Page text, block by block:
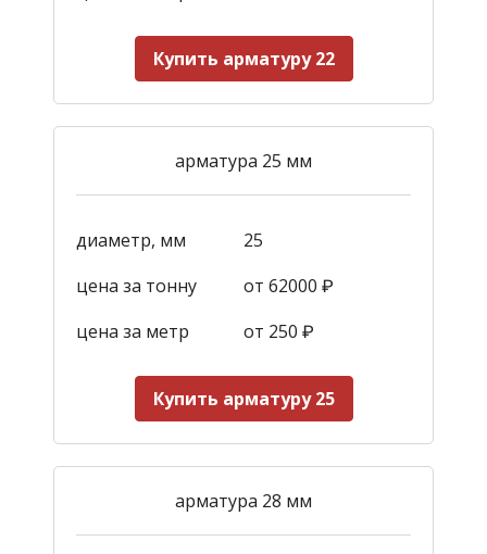
Купить арматуру 22
арматура 25 мм
диаметр, мм
25
цена за тонну
от 62000 ₽
цена за метр
от 250 ₽
Купить арматуру 25
арматура 28 мм